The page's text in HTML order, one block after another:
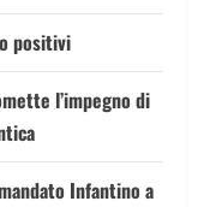
positivi
l’impegno di
Infantino a